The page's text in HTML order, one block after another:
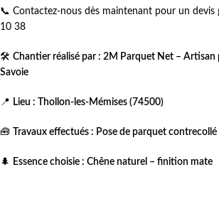
📞 Contactez-nous dès maintenant pour un
10 38
🛠️ Chantier réalisé par : 2M Parquet Net –
Savoie
📍 Lieu : Thollon-les-Mémises (74500)
🧰 Travaux effectués : Pose de parquet
🌲 Essence choisie : Chêne naturel – finition mate